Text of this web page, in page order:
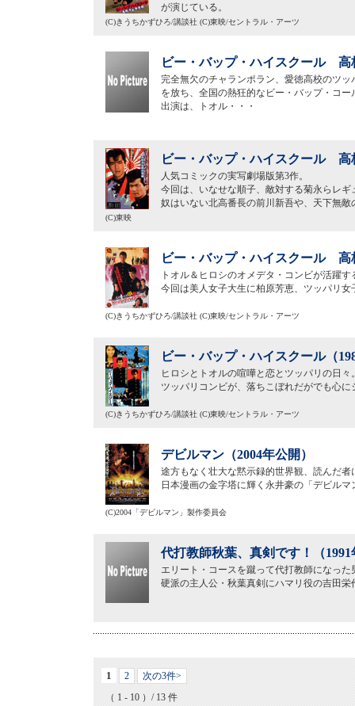
が演じている。
(C)きうちかずひろ/講談社 (C)東映/セントラル・アーツ
ビー・バップ・ハイスクール 高
完全無欠のチャランポラン、愛徳高校のツ
を放ち、全国の熱狂的なビー・バップ・コ
出演は、トオル・・・
ビー・バップ・ハイスクール 高
人気コミックの実写劇場版第3作。
今回は、いなせな順子、敵対する菊永らレ
奴はいない北高番長の前川新吾や、天下無敵
(C)東映
ビー・バップ・ハイスクール 高
トオル＆ヒロシのオメデタ・コンビが活躍
今回は美人女子大生に柏原芳恵、ツッパリ
(C)きうちかずひろ/講談社 (C)東映/セントラル・アーツ
ビー・バップ・ハイスクール（
ヒロシとトオルの喧嘩と恋とツッパリの日
ツッパリコンビが、落ちこぼれだがでも心
(C)きうちかずひろ/講談社 (C)東映/セントラル・アーツ
デビルマン（2004年公開）
途方もなく壮大な黙示録的世界観、読んだ
日本漫画の金字塔に輝く永井豪の「デビル
(C)2004「デビルマン」製作委員会
代打教師秋葉、真剣です！（1991
エリート・コースを蹴って代打教師になっ
硬派の主人公・秋葉真剣にハマリ役の吉田
1 2
次の3件>
（ 1 - 10 ）/ 13 件